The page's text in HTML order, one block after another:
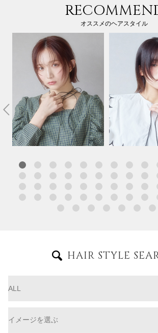
オススメのヘアスタイル
HAIR STYLE